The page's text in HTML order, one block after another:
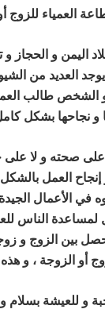
العمياء للزوج
اليمن و
العديد من
الشخص طالب
و نجاحها بشكل
صحته و لا على
إنجاح العمل
في الأعمال
لمساعدة الناس
بين الزوج و
أو الزوجة ، و هذه
و للعيشة بسلام